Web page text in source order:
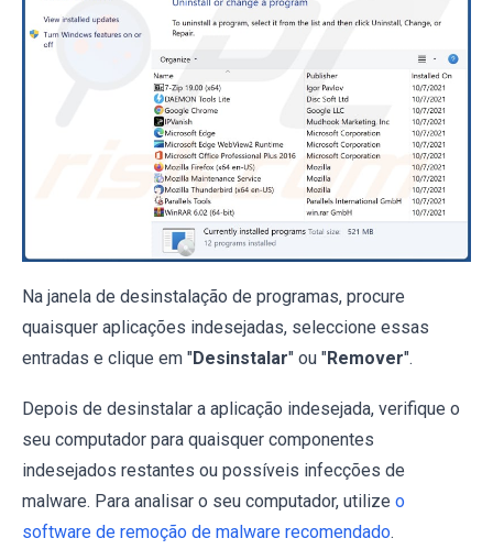
Na janela de desinstalação de programas, procure
quaisquer aplicações indesejadas, seleccione essas
entradas e clique em "Desinstalar" ou "Remover".
Depois de desinstalar a aplicação indesejada, verifique o
seu computador para quaisquer componentes
indesejados restantes ou possíveis infecções de
malware. Para analisar o seu computador, utilize o
software de remoção de malware recomendado.